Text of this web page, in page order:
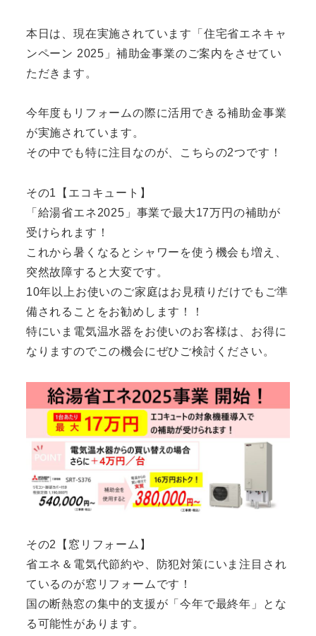
本日は、現在実施されています「住宅省エネキャ
ンペーン 2025」補助金事業のご案内をさせてい
ただきます。
今年度もリフォームの際に活用できる補助金事業
が実施されています。
その中でも特に注目なのが、こちらの2つです！
その1【エコキュート】
「給湯省エネ2025」事業で最大17万円の補助が
受けられます！
これから暑くなるとシャワーを使う機会も増え、
突然故障すると大変です。
10年以上お使いのご家庭はお見積りだけでもご準
備されることをお勧めします！！
特にいま電気温水器をお使いのお客様は、お得に
なりますのでこの機会にぜひご検討ください。
その2【窓リフォーム】
省エネ＆電気代節約や、防犯対策にいま注目され
ているのが窓リフォームです！
国の断熱窓の集中的支援が「今年で最終年」とな
る可能性があります。